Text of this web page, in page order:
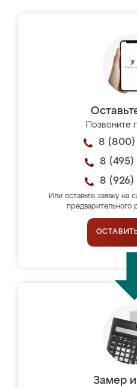
Позвоните
8 (800)
8 (495)
8 (926)
Или оставьте заявку на
предварительного
Замер